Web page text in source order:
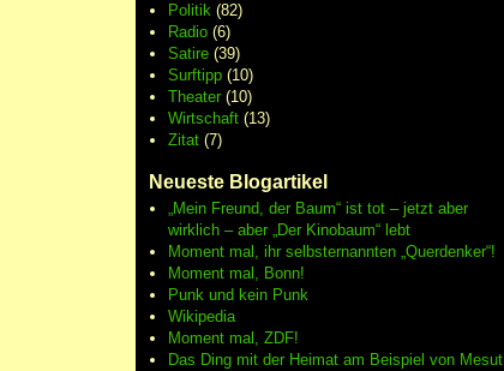
Politik(82)
Radio(6)
Satire(39)
Surftipp(10)
Theater(10)
Wirtschaft(13)
Zitat(7)
Neueste Blogartikel
„Mein Freund, der Baum“ ist tot – jetzt aber
wirklich – aber „Der Kinobaum“ lebt
Moment mal, ihr selbsternannten „Querdenker“!
Moment mal, Bonn!
Punk und kein Punk
Wikipedia
Moment mal, ZDF!
Das Ding mit der Heimat am Beispiel von Mesut